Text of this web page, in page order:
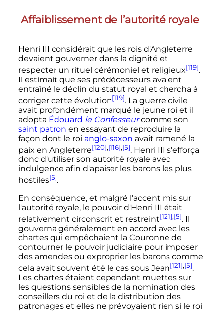
Affaiblissement de l’autorité royale
Henri III considérait que les rois d'Angleterre
devaient gouverner dans la dignité et
respecter un rituel cérémoniel et religieux[119].
Il estimait que ses prédécesseurs avaient
entraîné le déclin du statut royal et chercha à
corriger cette évolution[119]. La guerre civile
avait profondément marqué le jeune roi et il
adopta Édouard le Confesseurcomme son
saint patron en essayant de reproduire la
façon dont le roi anglo-saxon avait ramené la
paix en Angleterre[120],[116],[5]. Henri III s'efforça
donc d'utiliser son autorité royale avec
indulgence afin d'apaiser les barons les plus
hostiles[5].
En conséquence, et malgré l'accent mis sur
l'autorité royale, le pouvoir d'Henri III était
relativement circonscrit et restreint[121],[5]. Il
gouverna généralement en accord avec les
chartes qui empêchaient la Couronne de
contourner le pouvoir judiciaire pour imposer
des amendes ou exproprier les barons comme
cela avait souvent été le cas sous Jean[121],[5].
Les chartes étaient cependant muettes sur
les questions sensibles de la nomination des
conseillers du roi et de la distribution des
patronages et elles ne prévoyaient rien si le roi